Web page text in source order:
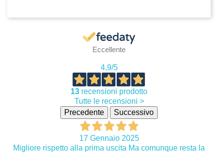
Eccellente
4,9/5
13 recensioni prodotto
Tutte le recensioni >
Precedente
Successivo
17 Gennaio 2025
Migliore rispetto alla prima uscita Ma comunque resta la